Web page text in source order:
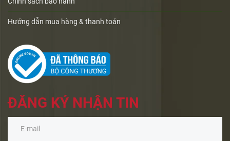
Hướng dẫn mua hàng & thanh toán
ĐĂNG KÝ NHẬN TIN